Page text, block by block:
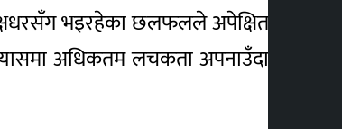
भइरहेका छलफलले अपेक्षित सफलता
अधिकतम लचकता अपनाउँदा पनि